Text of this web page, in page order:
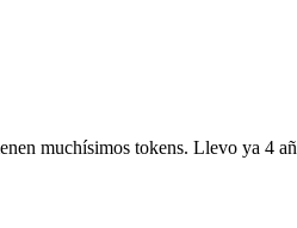
muchísimos tokens. Llevo ya 4